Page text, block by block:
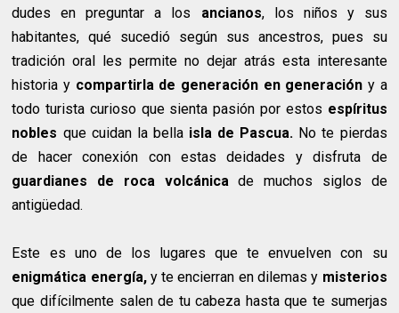
dudes en preguntar a los ancianos, los niños y sus
habitantes, qué sucedió según sus ancestros, pues su
tradición oral les permite no dejar atrás esta interesante
historia y compartirla de generación en generación y a
todo turista curioso que sienta pasión por estos espíritus
nobles que cuidan la bellaisla de Pascua. No te pierdas
de hacer conexión con estas deidades y disfruta de
guardianes de roca volcánicade muchos siglos de
antigüedad.
Este es uno de los lugares que te envuelven con su
enigmática energía,y te encierran en dilemas y misterios
que difícilmente salen de tu cabeza hasta que te sumerjas